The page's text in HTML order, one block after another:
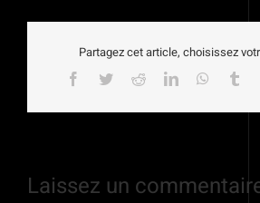
Partagez cet article, choisissez
Facebook
TwitterRedditLinkedIn
Laissez un